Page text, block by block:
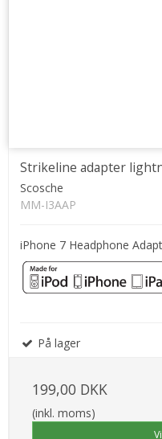
Strikeline adapter
Scosche
MM-I3AAP
iPhone 7 Headphone
På lager
199,00 DKK
(inkl. moms)